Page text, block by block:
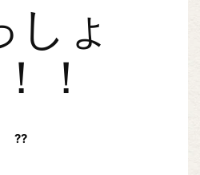
しょ
！
??